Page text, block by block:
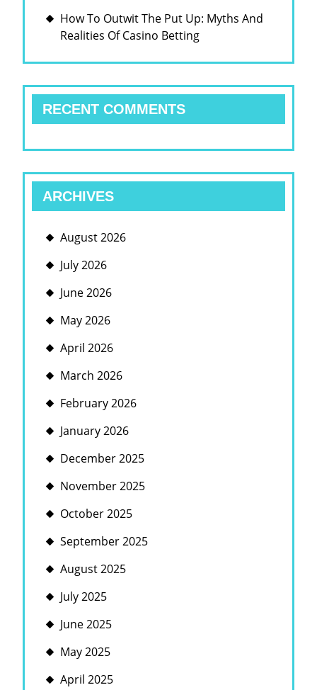
How To Outwit The Put Up: Myths And
Realities Of Casino Betting
RECENT COMMENTS
ARCHIVES
August 2026
July 2026
June 2026
May 2026
April 2026
March 2026
February 2026
January 2026
December 2025
November 2025
October 2025
September 2025
August 2025
July 2025
June 2025
May 2025
April 2025